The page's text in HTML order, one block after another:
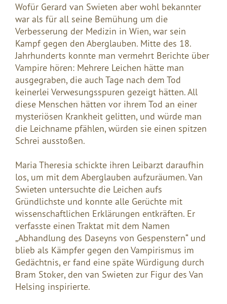
Wofür Gerard van Swieten aber wohl bekannter
war als für all seine Bemühung um die
Verbesserung der Medizin in Wien, war sein
Kampf gegen den Aberglauben. Mitte des 18.
Jahrhunderts konnte man vermehrt Berichte über
Vampire hören: Mehrere Leichen hätte man
ausgegraben, die auch Tage nach dem Tod
keinerlei Verwesungsspuren gezeigt hätten. All
diese Menschen hätten vor ihrem Tod an einer
mysteriösen Krankheit gelitten, und würde man
die Leichname pfählen, würden sie einen spitzen
Schrei ausstoßen.
Maria Theresia schickte ihren Leibarzt daraufhin
los, um mit dem Aberglauben aufzuräumen. Van
Swieten untersuchte die Leichen aufs
Gründlichste und konnte alle Gerüchte mit
wissenschaftlichen Erklärungen entkräften. Er
verfasste einen Traktat mit dem Namen
„Abhandlung des Daseyns von Gespenstern“ und
blieb als Kämpfer gegen den Vampirismus im
Gedächtnis, er fand eine späte Würdigung durch
Bram Stoker, den van Swieten zur Figur des Van
Helsing inspirierte.